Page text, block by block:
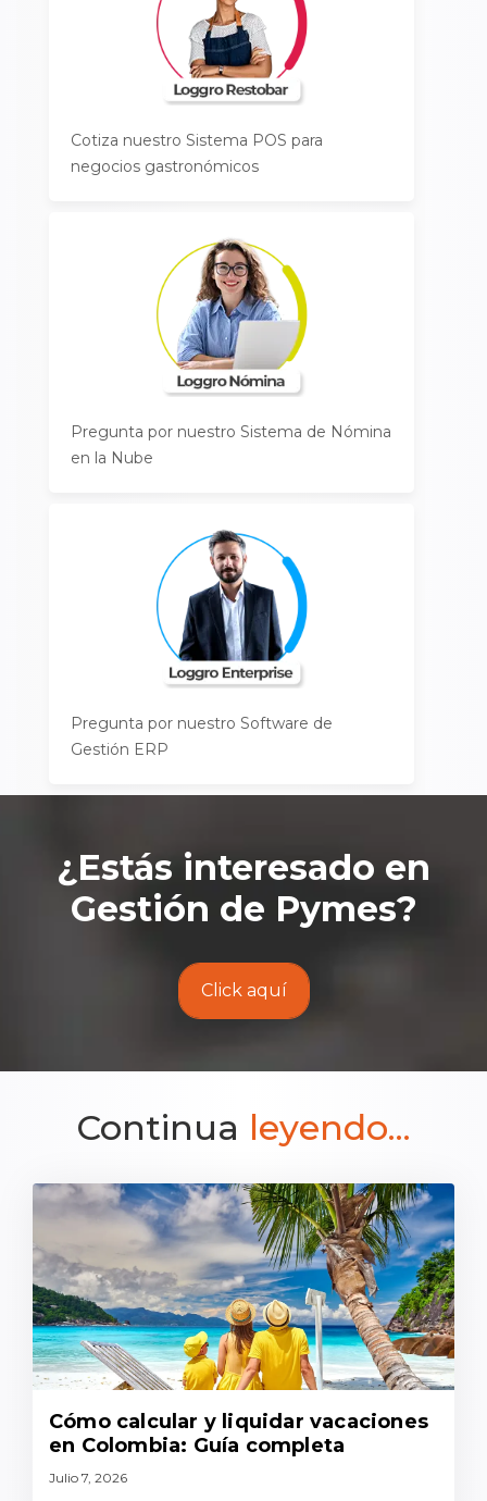
Cotiza nuestro Sistema POS para
negocios gastronómicos
Pregunta por nuestro Sistema de Nómina
en la Nube
Pregunta por nuestro Software de
Gestión ERP
¿Estás interesado en
Gestión de Pymes?
Click aquí
Continua leyendo...
Cómo calcular y liquidar vacaciones
en Colombia: Guía completa
Julio 7, 2026